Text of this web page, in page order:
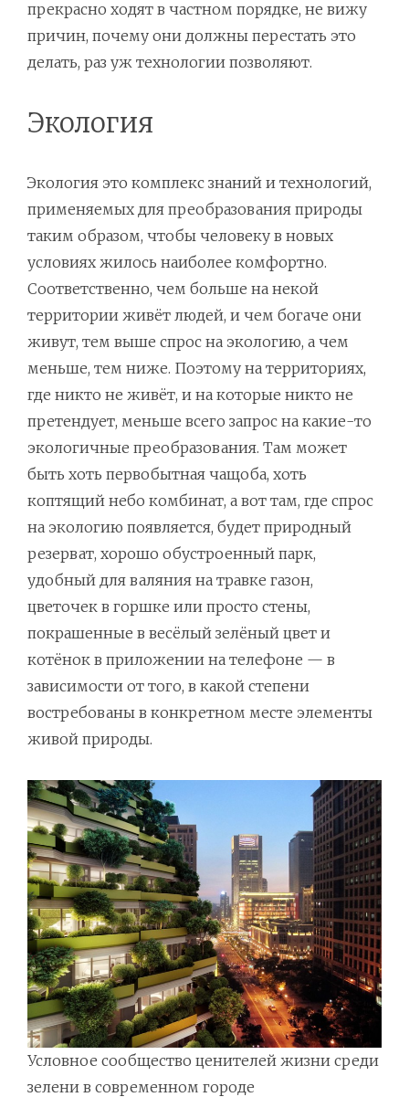
прекрасно ходят в частном порядке, не вижу
причин, почему они должны перестать это
делать, раз уж технологии позволяют.
Экология
Экология это комплекс знаний и технологий,
применяемых для преобразования природы
таким образом, чтобы человеку в новых
условиях жилось наиболее комфортно.
Соответственно, чем больше на некой
территории живёт людей, и чем богаче они
живут, тем выше спрос на экологию, а чем
меньше, тем ниже. Поэтому на территориях,
где никто не живёт, и на которые никто не
претендует, меньше всего запрос на какие-то
экологичные преобразования. Там может
быть хоть первобытная чащоба, хоть
коптящий небо комбинат, а вот там, где спрос
на экологию появляется, будет природный
резерват, хорошо обустроенный парк,
удобный для валяния на травке газон,
цветочек в горшке или просто стены,
покрашенные в весёлый зелёный цвет и
котёнок в приложении на телефоне — в
зависимости от того, в какой степени
востребованы в конкретном месте элементы
живой природы.
Условное сообщество ценителей жизни среди
зелени в современном городе